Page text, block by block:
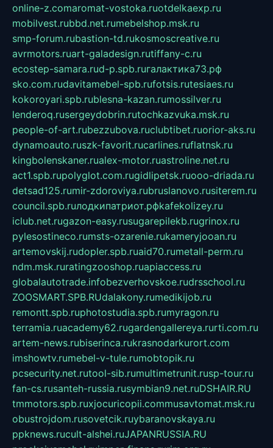
online-z.comaromat-vostoka.ruotdelkaexp.ru
mobilvest.rubbd.net.rumebelshop.msk.ru
smp-forum.rubastion-td.rukosmoscreative.ru
avrmotors.ruart-galadesign.rutiffany-c.ru
ecostep-samara.rud-p.spb.ruгалактика73.рф
sko.com.rudavitamebel-spb.rufotsis.rutesiaes.ru
kokoroyari.spb.rublesna-kazan.rumossilver.ru
lenderoq.rusergeydobrin.rutochkazvuka.msk.ru
people-of-art.rubezzubova.ruclubtibet.ruorior-aks.ru
dynamoauto.ruszk-favorit.rucarlines.ruflatnsk.ru
kingbolenskaner.rualex-motor.ruastroline.net.ru
act1.spb.rupolyglot.com.rugidlipetsk.ruooo-driada.ru
detsad125.rumir-zdoroviya.rubruslanovo.rusiterem.ru
council.spb.ruлодкипатриот.рфkafekolizey.ru
iclub.net.rugazon-easy.rusugarepilekb.rugrinox.ru
pylesostineco.rumsts-ozarenie.rukameryjooan.ru
artemovskij.rudopler.spb.ruaid70.rumetall-perm.ru
ndm.msk.ruratingzooshop.ruapiaccess.ru
globalautotrade.infobezverhovskoe.rudrsschool.ru
ZOOSMART.SPB.RUdalakony.rumedikijob.ru
remontt.spb.ruphotostudia.spb.rumyragon.ru
terramia.ruacademy62.rugardengallereya.rurti.com.ru
artem-news.rubiserinca.rukrasnodarkurort.com
imshowtv.rumebel-v-tule.rumobtopik.ru
pcsecurity.net.rutool-sib.rumultimetrunit.rusp-tour.ru
fan-cs.rusanteh-russia.rusymbian9.net.ruDSHAIR.RU
tmmotors.spb.ruxjocuricopii.commusavtomat.msk.ru
obustrojdom.rusovetcik.ruybaranovskaya.ru
ppknews.rucult-alshei.ruJAPANRUSSIA.RU